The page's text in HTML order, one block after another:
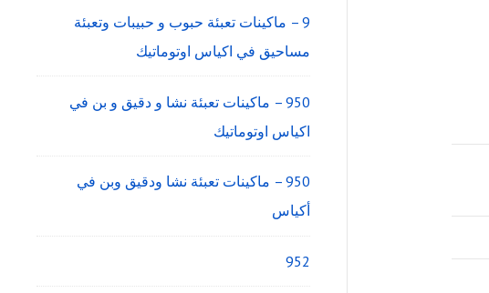
9 – ماكينات تعبئة حبوب و حبيبات وتعبئة
مساحيق في اكياس اوتوماتيك
950 – ماكينات تعبئة نشا و دقيق و بن في
اكياس اوتوماتيك
950 – ماكينات تعبئة نشا ودقيق وبن في
أكياس
952